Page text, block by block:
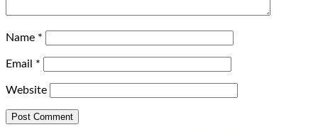
Name *
Email *
Website